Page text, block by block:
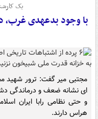
یک
با وجود بدعهدی غرب،
مجتبی میر گفت: ترور شهید
ای نشانه ضعف و درماندگی
و حتی نظامی رابا ایران
هراس دارند.